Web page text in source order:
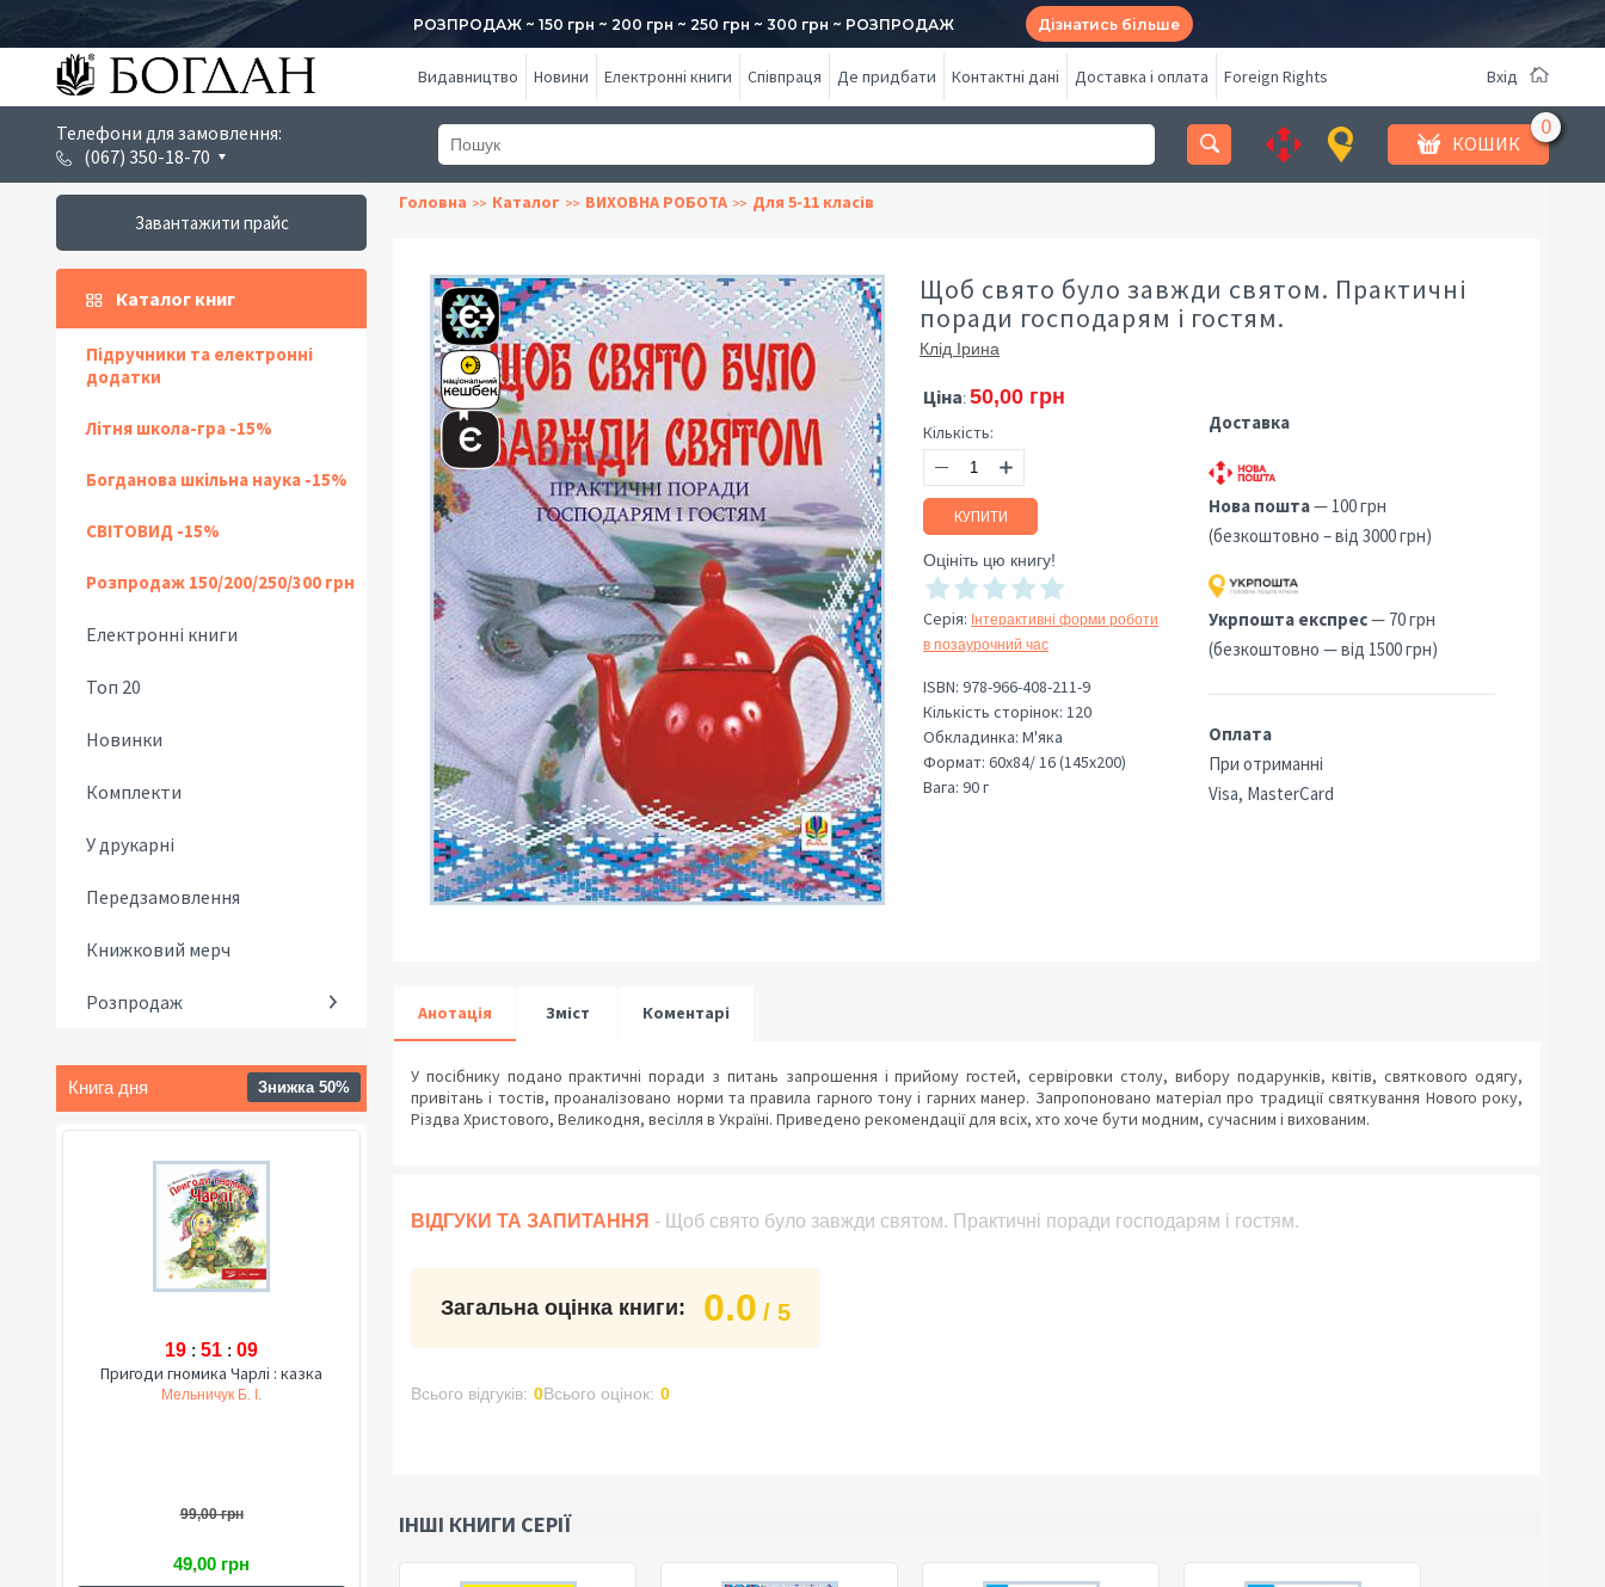
РОЗПРОДАЖ ~ 150 грн ~ 200 грн ~ 250 грн ~ 300 грн ~ РОЗПРОДАЖ Дізнатись більше
Видавництво Новини Електронні книги Співпраця Де придбати Контактні дані Доставка і оплата Foreign Rights Вхід
Телефони для замовлення:
(067) 350-18-70
КОШИК
Завантажити прайс
Каталог книг
Підручники та електронні
додатки
Літня школа-гра -15%
Богданова шкільна наука -15%
СВІТОВИД -15%
Розпродаж 150/200/250/300 грн
Електронні книги
Топ 20
Новинки
Комплекти
У друкарні
Передзамовлення
Книжковий мерч
Розпродаж
Книга дня Знижка 50%
19 : 51 : 08
Пригоди гномика Чарлі : казка
Мельничук Б. І.
99,00 грн
49,00 грн
Головна Каталог ВИХОВНА РОБОТА Для 5-11 класів
Щоб свято було завжди святом. Практичні
поради господарям і гостям.
Клід Ірина
Ціна: 50,00 грн
Кількість:
КУПИТИ
Оцініть цю книгу!
Серія: Інтерактивні форми роботи
в позаурочний час
ISBN: 978-966-408-211-9
Кількість сторінок: 120
Обкладинка: М'яка
Формат: 60х84/ 16 (145х200)
Вага: 90 г
Доставка
Нова пошта— 100 грн
(безкоштовно – від 3000 грн)
Укрпошта експрес— 70 грн
(безкоштовно — від 1500 грн)
Оплата
При отриманні
Visa, MasterCard
Анотація Зміст Коментарі
У посібнику подано практичні поради з питань запрошення і прийому гостей, сервіровки столу, вибору подарунків, квітів, святкового одягу,
привітань і тостів, проаналізовано норми та правила гарного тону і гарних манер. Запропоновано матеріал про традиції святкування Нового року,
Різдва Христового, Великодня, весілля в Україні. Приведено рекомендації для всіх, хто хоче бути модним, сучасним і вихованим.
ВІДГУКИ ТА ЗАПИТАННЯ - Щоб свято було завжди святом. Практичні поради господарям і гостям.
Загальна оцінка книги: 0.0 / 5
Всього відгуків: 0Всього оцінок: 0
ІНШІ КНИГИ СЕРІЇ